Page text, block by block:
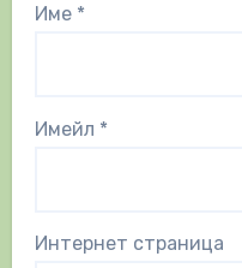
Име *
Имейл *
Интернет страница